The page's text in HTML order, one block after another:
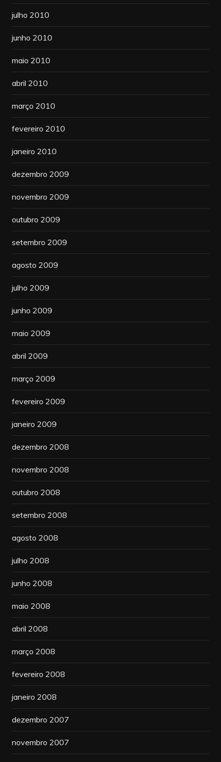
julho 2010
junho 2010
maio 2010
abril 2010
março 2010
fevereiro 2010
janeiro 2010
dezembro 2009
novembro 2009
outubro 2009
setembro 2009
agosto 2009
julho 2009
junho 2009
maio 2009
abril 2009
março 2009
fevereiro 2009
janeiro 2009
dezembro 2008
novembro 2008
outubro 2008
setembro 2008
agosto 2008
julho 2008
junho 2008
maio 2008
abril 2008
março 2008
fevereiro 2008
janeiro 2008
dezembro 2007
novembro 2007